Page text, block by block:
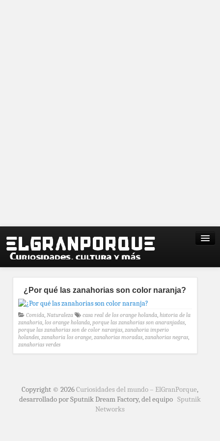
¿Por qué las zanahorias son color naranja?
Comida, Naturaleza casa real de los orange holanda, historia de la
zanahoria, los orange holanda, porque las zanahorias son anaranjadas,
porque las zanahorias son de color naranjas, zanahoria imperio
holandes, zanahoria los orange, zanahorias moradas, zanahorias negras,
zanahorias verdes
Copyright © 2026Curiosidades del mundo – ElGranPorque,
desarrollado por Sputnik Dream Factory, del equipo Sputnik
Networks